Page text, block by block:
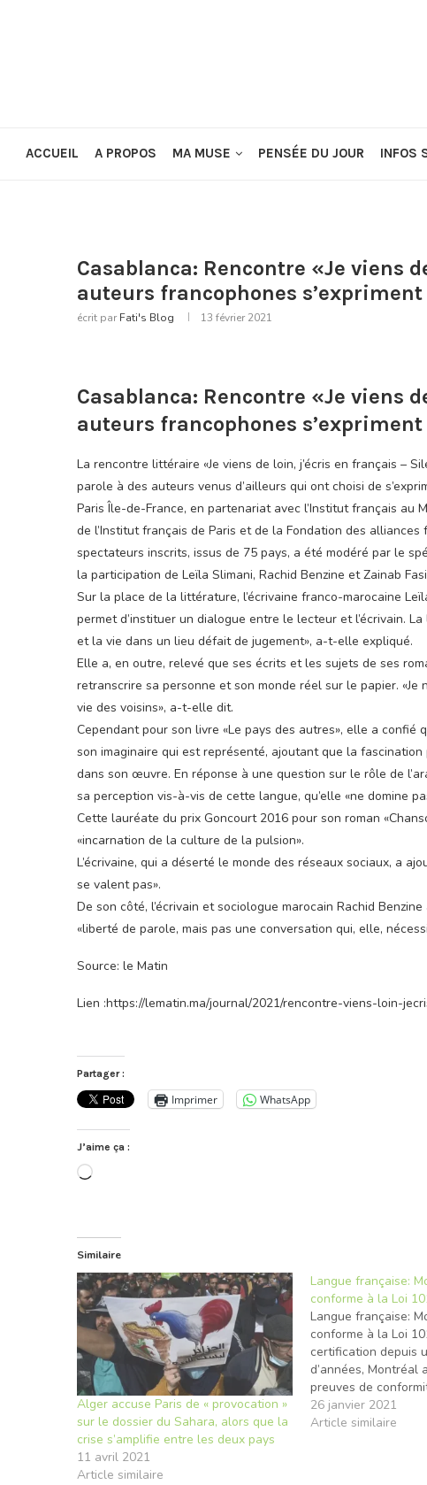
ACCUEIL A PROPOS MA MUSE PENSÉE DU JOUR INFOS
Casablanca: Rencontre «Je viens
auteurs francophones s’expriment
écrit par Fati's Blog 13 février 2021
Casablanca: Rencontre «Je viens
auteurs francophones s’expriment
La rencontre littéraire «Je viens de loin, j’écris en français –
parole à des auteurs venus d’ailleurs qui ont choisi de
Paris Île-de-France, en partenariat avec l’Institut français au
de l’Institut français de Paris et de la Fondation des
spectateurs inscrits, issus de 75 pays, a été modéré par le
la participation de Leïla Slimani, Rachid Benzine et Zainab
Sur la place de la littérature, l’écrivaine franco-marocaine
permet d’instituer un dialogue entre le lecteur et l’écrivain.
et la vie dans un lieu défait de jugement», a-t-elle expliqué.
Elle a, en outre, relevé que ses écrits et les sujets de ses
retranscrire sa personne et son monde réel sur le papier.
vie des voisins», a-t-elle dit.
Cependant pour son livre «Le pays des autres», elle a confié
son imaginaire qui est représenté, ajoutant que la
dans son œuvre. En réponse à une question sur le rôle de
sa perception vis-à-vis de cette langue, qu’elle «ne domine
Cette lauréate du prix Goncourt 2016 pour son roman
«incarnation de la culture de la pulsion».
L’écrivaine, qui a déserté le monde des réseaux sociaux, a
se valent pas».
De son côté, l’écrivain et sociologue marocain Rachid
«liberté de parole, mais pas une conversation qui, elle,
Source: le Matin
Lien :https://lematin.ma/journal/2021/rencontre-viens-loin-
Partager :
Imprimer WhatsApp
J’aime ça :
Chargement…
Similaire
Alger accuse Paris de « provocation »
sur le dossier du Sahara, alors que la
crise s’amplifie entre les deux pays
11 avril 2021
Article similaire
Langue française:
conforme à la Loi
Langue française:
conforme à la Loi
certification depuis
d’années, Montréal
preuves de
métropole
du Nord s’est vue
26 janvier 2021
Article similaire